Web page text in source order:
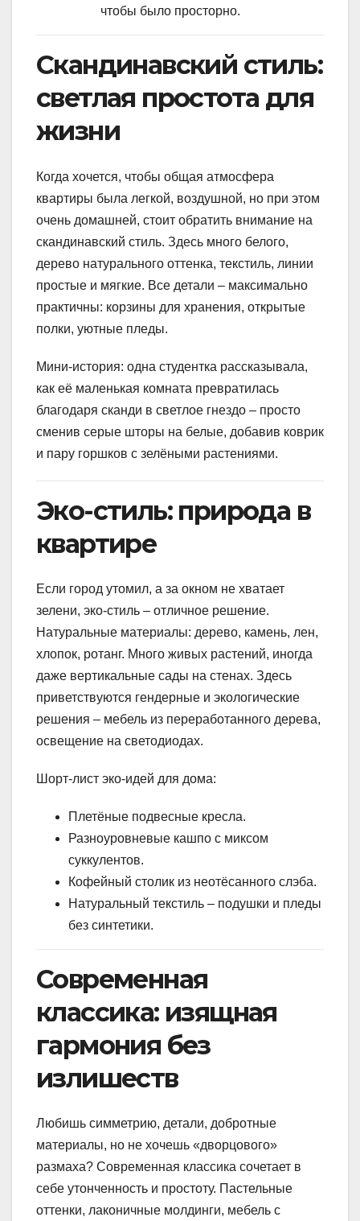
чтобы было просторно.
Скандинавский стиль:
светлая простота для
жизни
Когда хочется, чтобы общая атмосфера
квартиры была легкой, воздушной, но при этом
очень домашней, стоит обратить внимание на
скандинавский стиль. Здесь много белого,
дерево натурального оттенка, текстиль, линии
простые и мягкие. Все детали – максимально
практичны: корзины для хранения, открытые
полки, уютные пледы.
Мини-история: одна студентка рассказывала,
как её маленькая комната превратилась
благодаря сканди в светлое гнездо – просто
сменив серые шторы на белые, добавив коврик
и пару горшков с зелёными растениями.
Эко-стиль: природа в
квартире
Если город утомил, а за окном не хватает
зелени, эко-стиль – отличное решение.
Натуральные материалы: дерево, камень, лен,
хлопок, ротанг. Много живых растений, иногда
даже вертикальные сады на стенах. Здесь
приветствуются гендерные и экологические
решения – мебель из переработанного дерева,
освещение на светодиодах.
Шорт-лист эко-идей для дома:
Плетёные подвесные кресла.
Разноуровневые кашпо с миксом
суккулентов.
Кофейный столик из неотёсанного слэба.
Натуральный текстиль – подушки и пледы
без синтетики.
Современная
классика: изящная
гармония без
излишеств
Любишь симметрию, детали, добротные
материалы, но не хочешь «дворцового»
размаха? Современная классика сочетает в
себе утонченность и простоту. Пастельные
оттенки, лаконичные молдинги, мебель с